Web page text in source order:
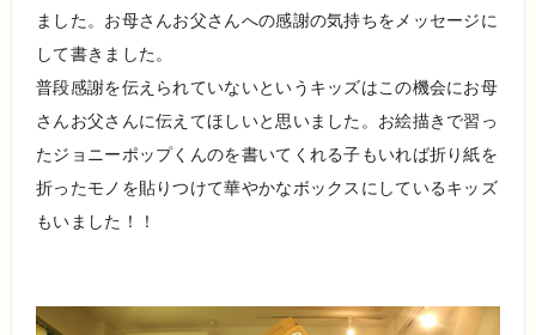
ました。お母さんお父さんへの感謝の気持ちをメッセージに
して書きました。
普段感謝を伝えられていないというキッズはこの機会にお母
さんお父さんに伝えてほしいと思いました。お絵描きで習っ
たジョニーポップくんのを書いてくれる子もいれば折り紙を
折ったモノを貼りつけて華やかなボックスにしているキッズ
もいました！！